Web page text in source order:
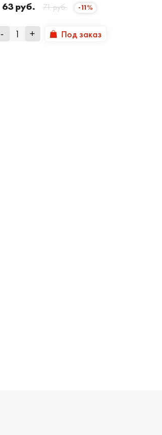
63 руб. 71 руб. -11%
- + Под заказ